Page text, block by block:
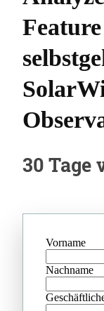
30
Vorname
Nachname